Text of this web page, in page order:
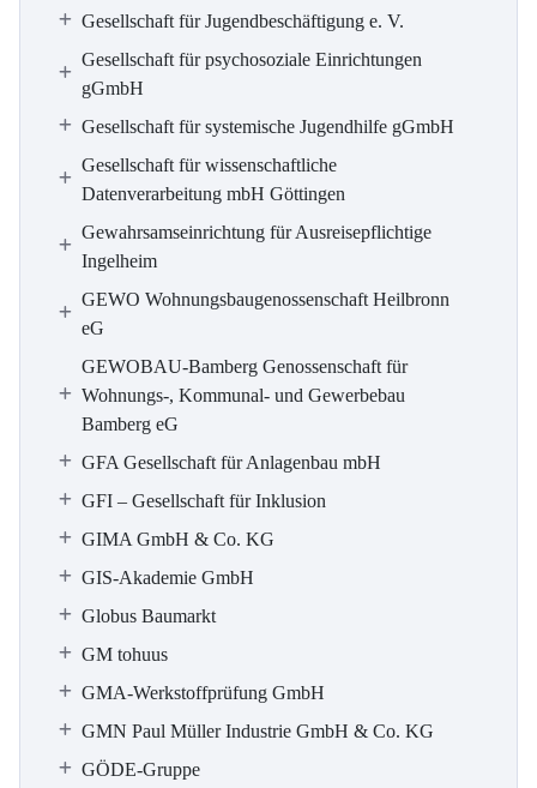
Gesellschaft für Jugendbeschäftigung e. V.
Gesellschaft für psychosoziale Einrichtungen
gGmbH
Gesellschaft für systemische Jugendhilfe gGmbH
Gesellschaft für wissenschaftliche
Datenverarbeitung mbH Göttingen
Gewahrsamseinrichtung für Ausreisepflichtige
Ingelheim
GEWO Wohnungsbaugenossenschaft Heilbronn
eG
GEWOBAU-Bamberg Genossenschaft für
Wohnungs-, Kommunal- und Gewerbebau
Bamberg eG
GFA Gesellschaft für Anlagenbau mbH
GFI – Gesellschaft für Inklusion
GIMA GmbH & Co. KG
GIS-Akademie GmbH
Globus Baumarkt
GM tohuus
GMA-Werkstoffprüfung GmbH
GMN Paul Müller Industrie GmbH & Co. KG
GÖDE-Gruppe